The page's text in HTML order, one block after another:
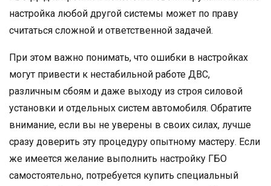
настройка любой другой системы может по праву
считаться сложной и ответственной задачей.
При этом важно понимать, что ошибки в настройках
могут привести к нестабильной работе ДВС,
различным сбоям и даже выходу из строя силовой
установки и отдельных систем автомобиля. Обратите
внимание, если вы не уверены в своих силах, лучше
сразу доверить эту процедуру опытному мастеру. Если
же имеется желание выполнить настройку ГБО
самостоятельно, потребуется купить специальный